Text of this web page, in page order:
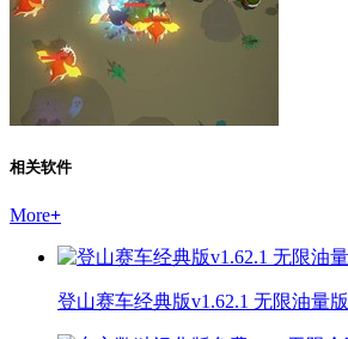
相关软件
More+
登山赛车经典版v1.62.1 无限油量版